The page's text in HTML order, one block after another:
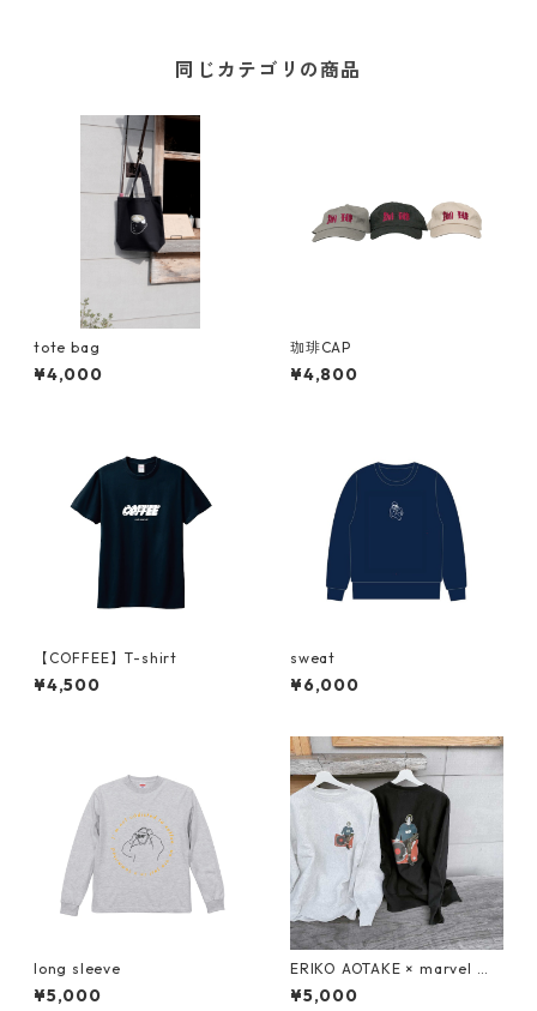
同じカテゴリの商品
tote bag
¥4,000
珈琲CAP
¥4,800
【COFFEE】T-shirt
¥4,500
sweat
¥6,000
long sleeve
¥5,000
ERIKO AOTAKE × marvel 【s
weat】
¥5,000